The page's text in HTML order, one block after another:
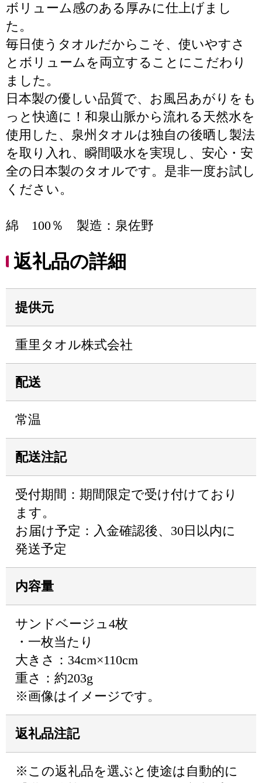
ボリューム感のある厚みに仕上げまし
た。
毎日使うタオルだからこそ、使いやすさ
とボリュームを両立することにこだわり
ました。
日本製の優しい品質で、お風呂あがりをも
っと快適に！和泉山脈から流れる天然水を
使用した、泉州タオルは独自の後晒し製法
を取り入れ、瞬間吸水を実現し、安心・安
全の日本製のタオルです。是非一度お試し
ください。
綿 100％ 製造：泉佐野
返礼品の詳細
提供元
重里タオル株式会社
配送
常温
配送注記
受付期間：期間限定で受け付けており
ます。
お届け予定：入金確認後、30日以内に
発送予定
内容量
サンドベージュ4枚
・一枚当たり
大きさ：34cm×110cm
重さ：約203g
※画像はイメージです。
返礼品注記
※この返礼品を選ぶと使途は自動的に